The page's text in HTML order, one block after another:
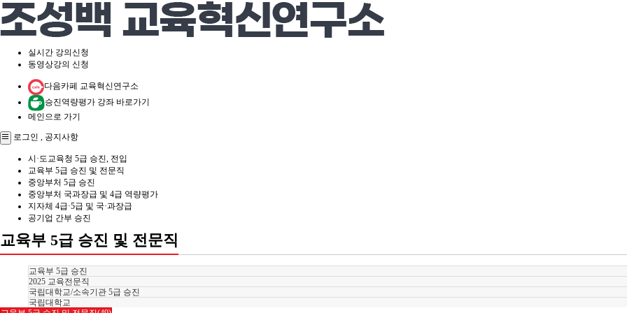
실시간 강의신청
동영상강의 신청
다음카페 교육혁신연구소
승진역량평가 강좌 바로가기
메인으로 가기
로그인 , 공지사항
시·도교육청 5급 승진, 전입
교육부 5급 승진 및 전문직
중앙부처 5급 승진
중앙부처 국과장급 및 4급 역량평가
지자체 4급·5급 및 국·과장급
공기업 간부 승진
교육부 5급 승진 및 전문직
교육부 5급 승진
2025 교육전문직
국립대학교/소속기관 5급 승진
국립대학교